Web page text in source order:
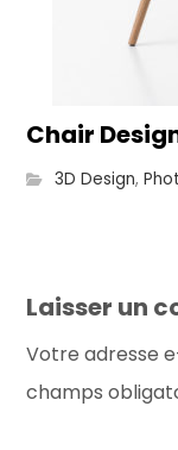
Chair
3D Design,
Laisser un
Votre adresse
champs